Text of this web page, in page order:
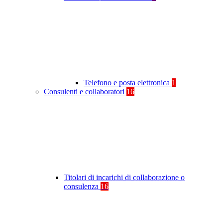
Telefono e posta elettronica 1
Consulenti e collaboratori 16
Titolari di incarichi di collaborazione o
consulenza 16